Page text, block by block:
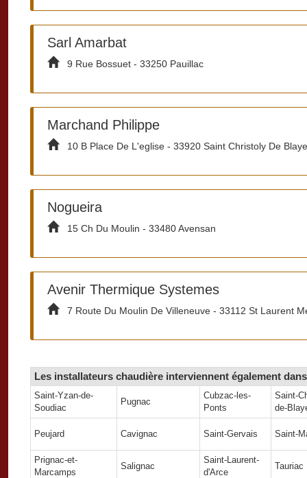
Sarl Amarbat
9 Rue Bossuet - 33250 Pauillac
Marchand Philippe
10 B Place De L'eglise - 33920 Saint Christoly De Blaye
Nogueira
15 Ch Du Moulin - 33480 Avensan
Avenir Thermique Systemes
7 Route Du Moulin De Villeneuve - 33112 St Laurent
Les installateurs chaudière interviennent également
Saint-Yzan-de-
Soudiac
Pugnac
Cubzac-les-
Ponts
Saint-
de-
Peujard Cavignac Saint-Gervais Saint-
Prignac-et-
Marcamps
Salignac
Saint-Laurent-
d'Arce
Tauriac